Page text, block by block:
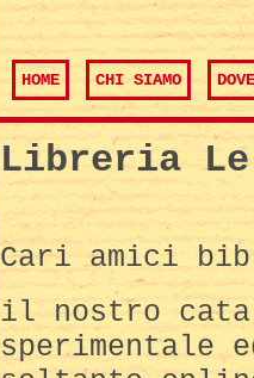
HOME CHI SIAMO
Libreria Le
Cari amici
il nostro
sperimentale